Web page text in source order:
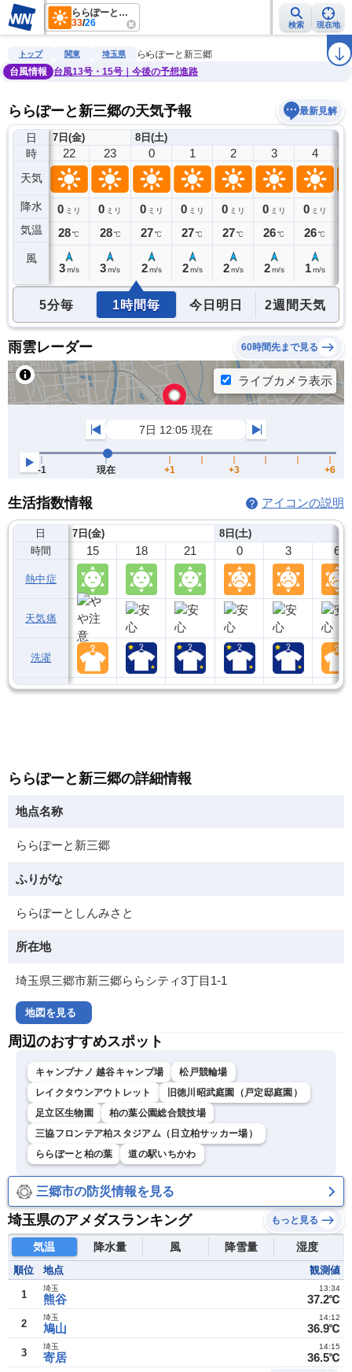
ららぽーと新三郷
33/26 検索 現在地
雨雲レーダー 台風情報 地震情報 警報・注意報 ラ
トップ 関東 埼玉県
ららぽーと新三郷
台風情報
台風13号・15号｜今後の予想進路
ららぽーと新三郷の天気予報 最新見解
日
時
天気
降水
気温
風
7日(金)
21
0ミリ
28℃
22
0 ミリ
28℃
3 m/s
23
0 ミリ
28 ℃
3m/s
8日(土)
0
0 ミリ
27℃
2 m/s
1
0 ミリ
27℃
2 m/s
2
0 ミリ
27℃
2 m/s
3
0 ミリ
26℃
2 m/s
4
0 ミリ
26℃
1 m/s
5分毎 1時間毎 今日明日 2週間天気
雨雲レーダー 60時間先まで見る
生活指数情報 アイコンの説明
日
時間
熱中症
天気痛
洗濯
7日(金)
15 18 21
8日(土)
0 3 6
ららぽーと新三郷の詳細情報
地点名称
ららぽーと新三郷
ふりがな
ららぽーとしんみさと
所在地
埼玉県三郷市新三郷ららシティ3丁目1-1
地図を見る
周辺のおすすめスポット
キャンプナノ 越谷キャンプ場
松戸競輪場
レイクタウンアウトレット
旧徳川昭武庭園（戸定邸庭園）
足立区生物園
柏の葉公園総合競技場
三協フロンテア柏スタジアム（日立柏サッカー場）
ららぽーと柏の葉
道の駅いちかわ
三郷市の防災情報を見る
埼玉県のアメダスランキング もっと見る
気温 降水量 風 降雪量 湿度
順位 地点 観測値
1 熊谷
埼玉
37.2℃
13:34
2 鳩山
埼玉
36.9℃
14:12
3 寄居
埼玉
36.5℃
14:15